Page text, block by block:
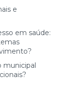
e
em saúde:
municipal